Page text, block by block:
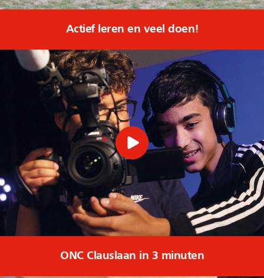
Actief leren en veel doen!
ONC Clauslaan in 3 minuten